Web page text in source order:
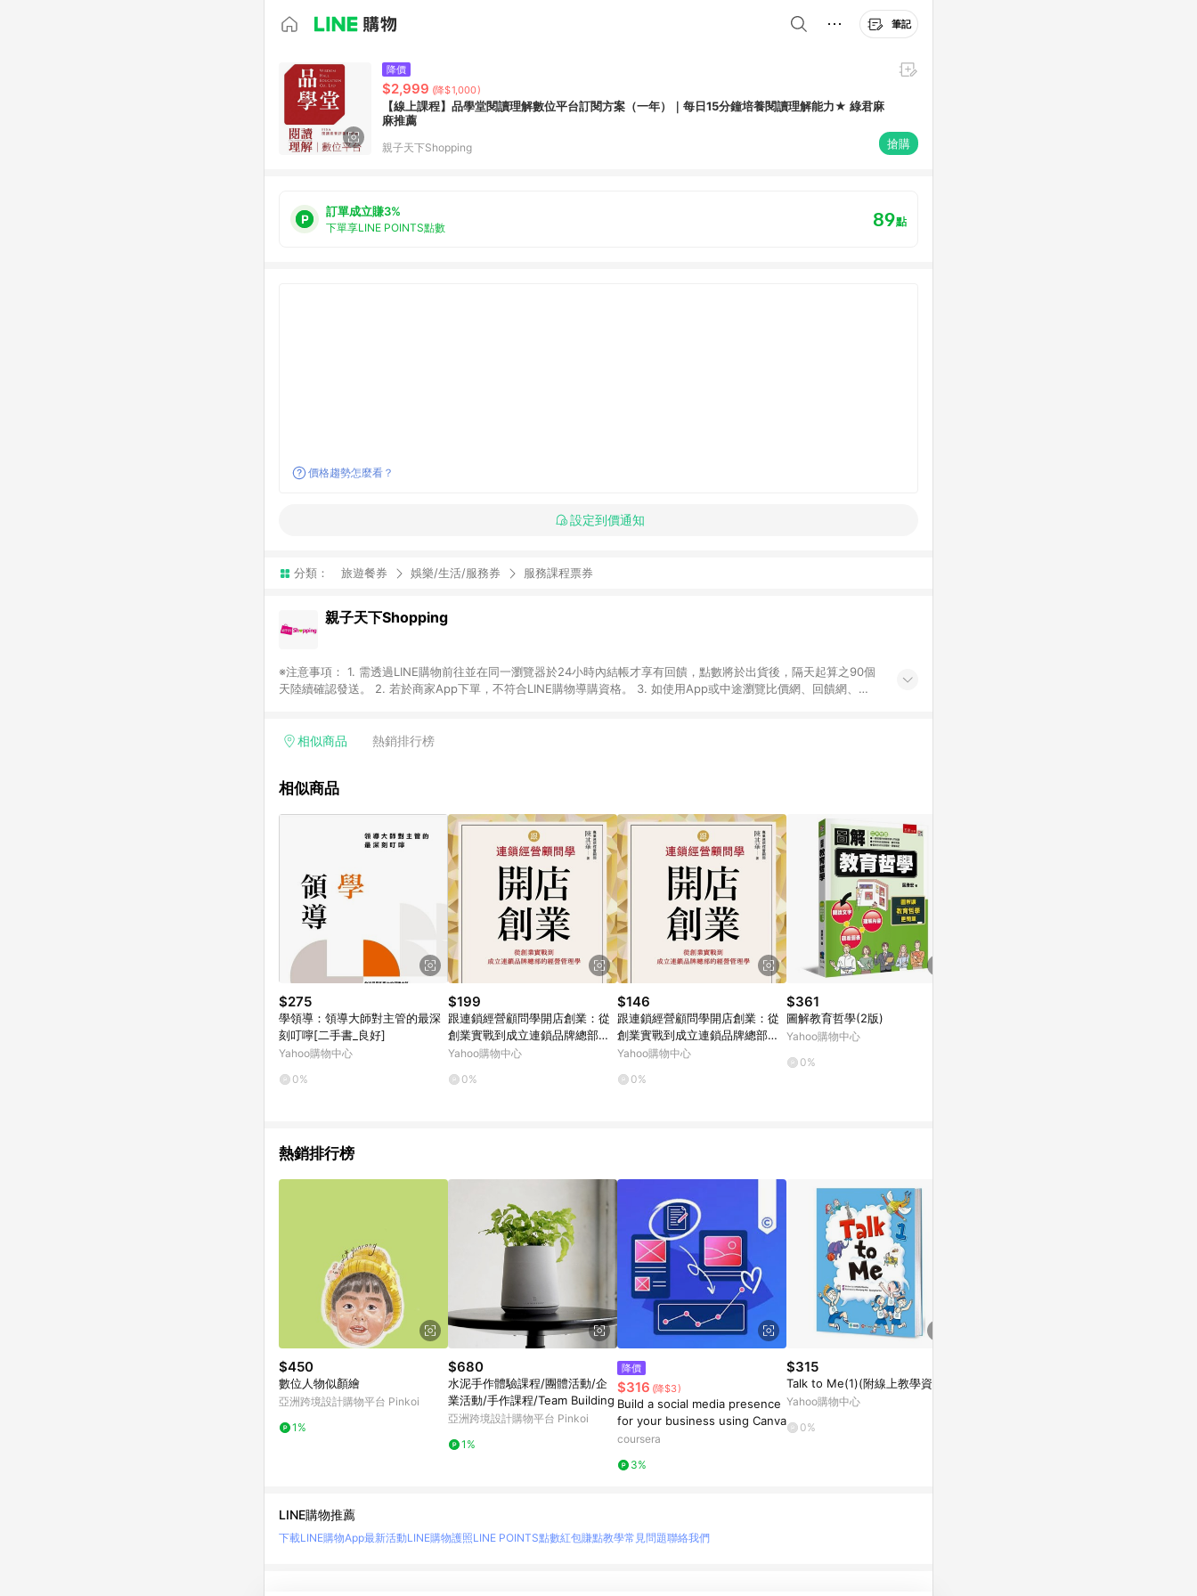
筆記
降價
$2,999 (降$1,000)
【線上課程】品學堂閱讀理解數位平台訂閱方案（一年）｜每日15分鐘培養閱讀理解能力★ 綠君麻
麻推薦
親子天下Shopping 搶購
訂單成立賺3%
下單享LINE POINTS點數 89點
價格趨勢怎麼看？
設定到價通知
分類： 旅遊餐券 娛樂/生活/服務券 服務課程票券
親子天下Shopping
※注意事項： 1. 需透過LINE購物前往並在同一瀏覽器於24小時內結帳才享有回饋，點數將於出貨後，隔天起算之90個
天陸續確認發送。 2. 若於商家App下單，不符合LINE購物導購資格。 3. 如使用App或中途瀏覽比價網、回饋網、
平台，商品資料更新會有時間差，如顯示之商品規格、價位、贈品等與親子天下Shopping銷售網頁不符，以銷售網頁
相似商品 熱銷排行榜
相似商品
$275
學領導：領導大師對主管的最深
刻叮嚀[二手書_良好]
Yahoo購物中心
0%
$199
跟連鎖經營顧問學開店創業：從
創業實戰到成立連鎖品牌總部的
經營管理學[二手書_近全新]
Yahoo購物中心
0%
$146
跟連鎖經營顧問學開店創業：從
創業實戰到成立連鎖品牌總部的
經營管理學[二手書_良好]
Yahoo購物中心
0%
$361
圖解教育哲學(2版)
Yahoo購物中心
0%
熱銷排行榜
$450
數位人物似顏繪
亞洲跨境設計購物平台 Pinkoi
1%
$680
水泥手作體驗課程/團體活動/企
業活動/手作課程/Team Building
亞洲跨境設計購物平台 Pinkoi
1%
降價
$316 (降$3)
Build a social media presence
for your business using Canva
coursera
3%
$315
Talk to Me(1)(附線上教學資源)
Yahoo購物中心
0%
LINE購物推薦
下載LINE購物App最新活動LINE購物護照LINE POINTS點數紅包賺點教學常見問題聯絡我們